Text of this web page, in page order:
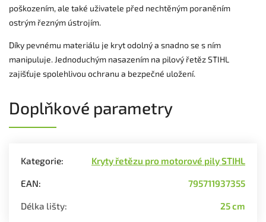
poškozením, ale také uživatele před nechtěným poraněním
ostrým řezným ústrojím.
Díky pevnému materiálu je kryt odolný a snadno se s ním
manipuluje. Jednoduchým nasazením na pilový řetěz STIHL
zajišťuje spolehlivou ochranu a bezpečné uložení.
Doplňkové parametry
Kategorie: Kryty řetězu pro motorové pily STIHL
EAN: 795711937355
Délka lišty: 25 cm